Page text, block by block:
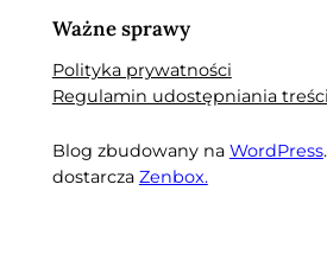
Ważne sprawy
Polityka prywatności
Regulamin udostępniania
Blog zbudowany na WordPress
dostarcza Zenbox.